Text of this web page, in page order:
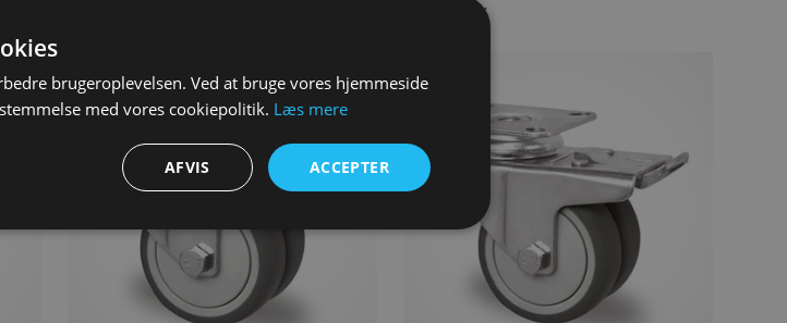
DKK
brugeroplevelsen. Ved at bruge vores hjemmeside
med vores cookiepolitik. Læs mere
ACCEPTER
AFVIS